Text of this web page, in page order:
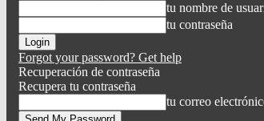
tu nombre de
tu contraseña
Forgot your password? Get help
Recuperación de contraseña
Recupera tu contraseña
tu correo